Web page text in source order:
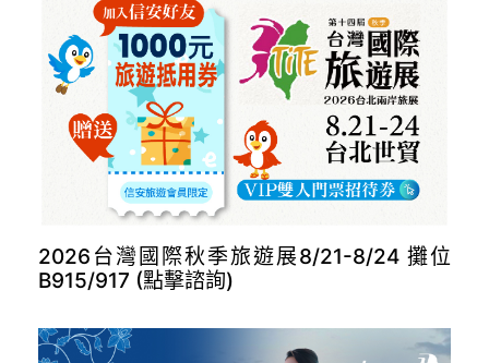
長榮德里開航(點擊諮詢)